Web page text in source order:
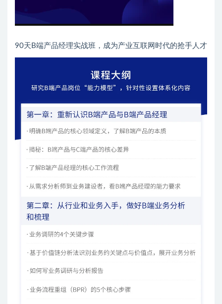
90天B端产品经理实战班，成为产业互联网时代的抢手人才